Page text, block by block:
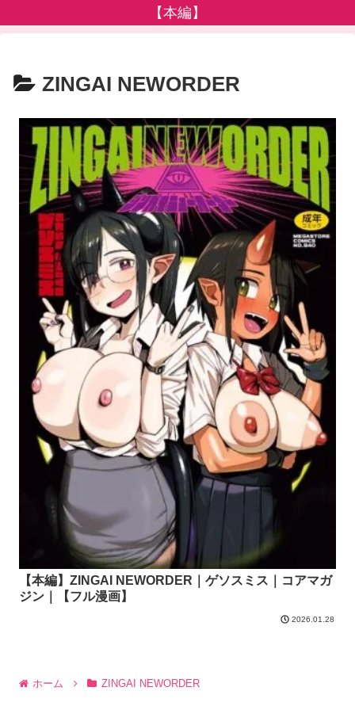
【本編】
ZINGAI NEWORDER
【本編】ZINGAI NEWORDER｜ゲソスミス｜コアマガ
ジン｜【フル漫画】
2026.01.28
ホーム ZINGAI NEWORDER